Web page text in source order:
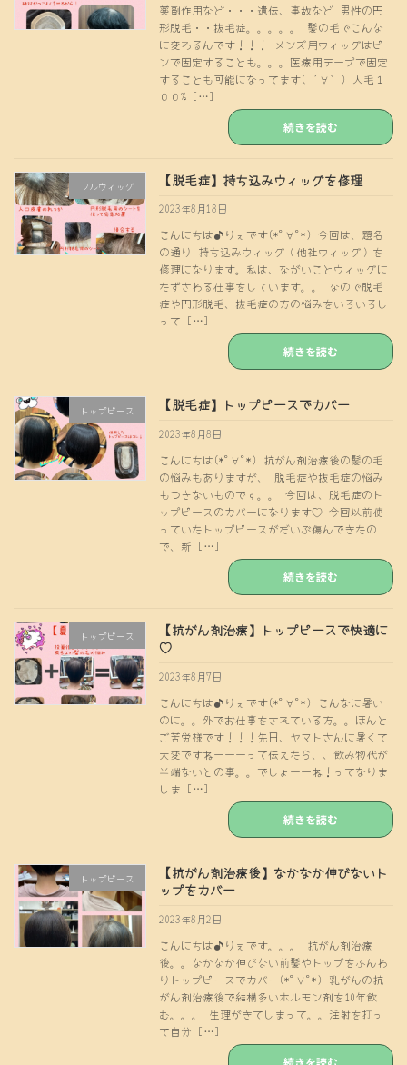
薬副作用など・・・遺伝、事故など 男性の円
形脱毛・・抜毛症。。。。。 髪の毛でこんな
に変わるんです！！！ メンズ用ウィッグはピ
ンで固定することも。。。医療用テープで固定
することも可能になってます( ´∀｀) 人毛１
００% […]
続きを読む
フルウィッグ 【脱毛症】持ち込みウィッグを修理
2023年8月18日
こんにちは♪りぇです(*ﾟ∀ﾟ*) 今回は、題名
の通り 持ち込みウィッグ（他社ウィッグ）を
修理になります。私は、ながいことウィッグに
たずさわる仕事をしています。。 なので脱毛
症や円形脱毛、抜毛症の方の悩みをいろいろし
って […]
続きを読む
トップピース 【脱毛症】トップピースでカバー
2023年8月8日
こんにちは(*ﾟ∀ﾟ*) 抗がん剤治療後の髪の毛
の悩みもありますが、 脱毛症や抜毛症の悩み
もつきないものです。。 今回は、脱毛症のト
ップピースのカバーになります♡ 今回以前使
っていたトップピースがだいぶ傷んできたの
で、新 […]
続きを読む
トップピース
【抗がん剤治療】トップピースで快適に
♡
2023年8月7日
こんにちは♪りぇです(*ﾟ∀ﾟ*) こんなに暑い
のに。。外でお仕事をされている方。。ほんと
ご苦労様です！！！先日、ヤマトさんに暑くて
大変ですねーーーって伝えたら、、飲み物代が
半端ないとの事。。でしょーーね！ってなりま
しま […]
続きを読む
トップピース
【抗がん剤治療後】なかなか伸びないト
ップをカバー
2023年8月2日
こんにちは♪りぇです。。。 抗がん剤治療
後。。なかなか伸びない前髪やトップをふんわ
りトップピースでカバー(*ﾟ∀ﾟ*) 乳がんの抗
がん剤治療後で結構多いホルモン剤を10年飲
む。。。 生理がきてしまって。。注射を打っ
て自分 […]
続きを読む